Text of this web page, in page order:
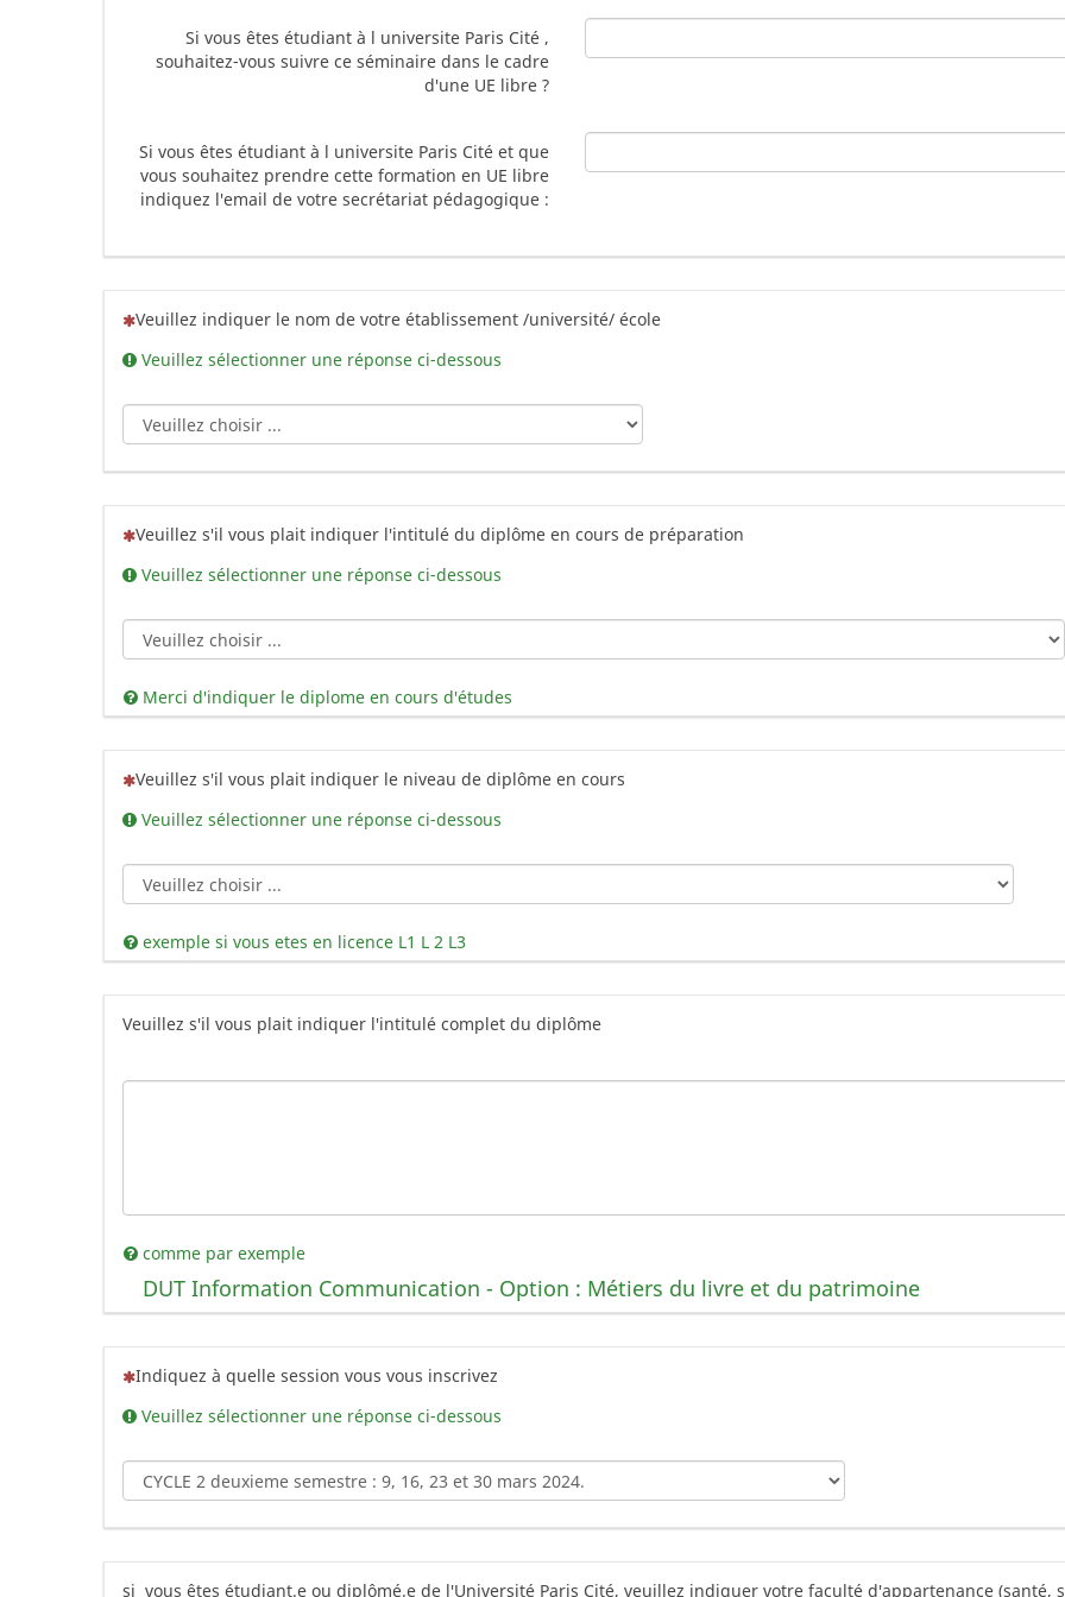
Si vous êtes étudiant à l universite Paris Cité ,
souhaitez-vous suivre ce séminaire dans le cadre
d'une UE libre ?
Si vous êtes étudiant à l universite Paris Cité et que
vous souhaitez prendre cette formation en UE libre
indiquez l'email de votre secrétariat pédagogique :
(Cette question est obligatoire)
Veuillez indiquer le nom de votre établissement /université/ école
Veuillez sélectionner une réponse ci-dessous
(Cette question est obligatoire)
Veuillez s'il vous plait indiquer l'intitulé du diplôme en cours de préparation
Veuillez sélectionner une réponse ci-dessous
Merci d'indiquer le diplome en cours d'études
(Cette question est obligatoire)
Veuillez s'il vous plait indiquer le niveau de diplôme en cours
Veuillez sélectionner une réponse ci-dessous
exemple si vous etes en licence L1 L 2 L3
Veuillez s'il vous plait indiquer l'intitulé complet du diplôme
comme par exemple
DUT Information Communication - Option : Métiers du livre et du patrimoine
(Cette question est obligatoire)
Indiquez à quelle session vous vous inscrivez
Veuillez sélectionner une réponse ci-dessous
si vous êtes étudiant.e ou diplômé.e de l'Université Paris Cité, veuillez indiquer votre faculté d'appartenance (santé,